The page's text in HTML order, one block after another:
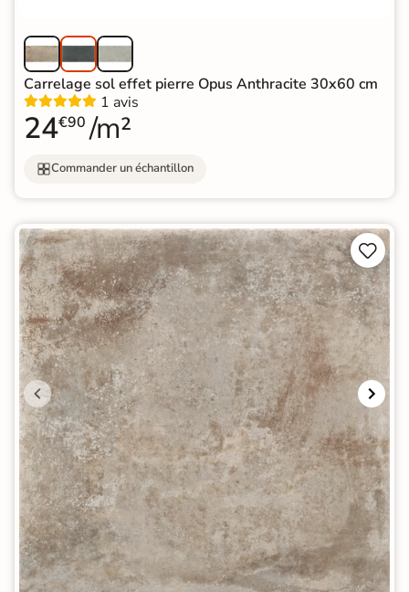
Carrelage sol effet pierre Opus Anthracite 30x60 cm
1 avis
24€90 /m²
Commander un échantillon

